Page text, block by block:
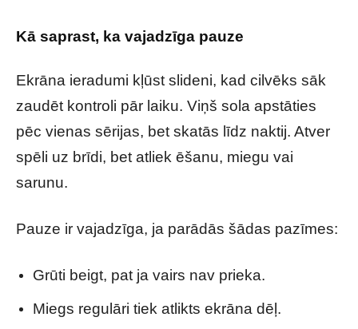
Kā saprast, ka vajadzīga pauze
Ekrāna ieradumi kļūst slideni, kad cilvēks sāk
zaudēt kontroli pār laiku. Viņš sola apstāties
pēc vienas sērijas, bet skatās līdz naktij. Atver
spēli uz brīdi, bet atliek ēšanu, miegu vai
sarunu.
Pauze ir vajadzīga, ja parādās šādas pazīmes:
Grūti beigt, pat ja vairs nav prieka.
Miegs regulāri tiek atlikts ekrāna dēļ.